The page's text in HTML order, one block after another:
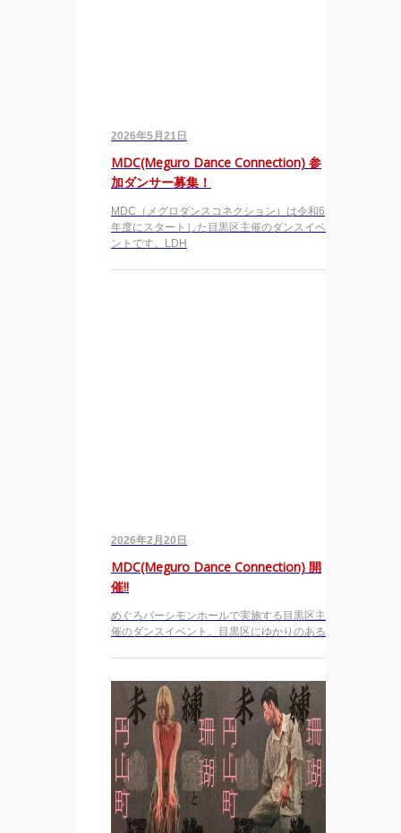
2026年5月21日
MDC(Meguro Dance Connection) 参
加ダンサー募集！
MDC（メグロダンスコネクション）は令和6
年度にスタートした目黒区主催のダンスイベ
ントです。LDH
2026年2月20日
MDC(Meguro Dance Connection) 開
催!!
めぐろパーシモンホールで実施する目黒区主
催のダンスイベント。目黒区にゆかりのある